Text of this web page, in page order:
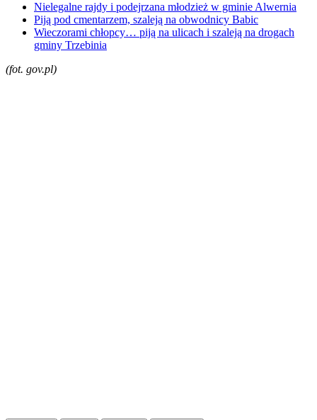
Nielegalne rajdy i podejrzana młodzież w gminie Alwernia
Piją pod cmentarzem, szaleją na obwodnicy Babic
Wieczorami chłopcy… piją na ulicach i szaleją na drogach
gminy Trzebinia
(fot. gov.pl)